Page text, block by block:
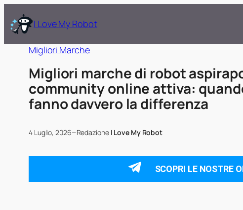
I Love My Robot
Migliori Marche
Migliori marche di robot
community online attiva:
fanno davvero la differenza
4 Luglio, 2026–Redazione I Love My Robot
SCOPRI LE NOSTRE